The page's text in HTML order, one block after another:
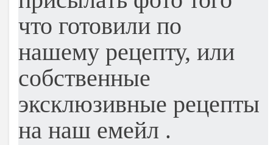
что готовили по
нашему рецепту, или
собственные
эксклюзивные рецепты
на наш емейл .